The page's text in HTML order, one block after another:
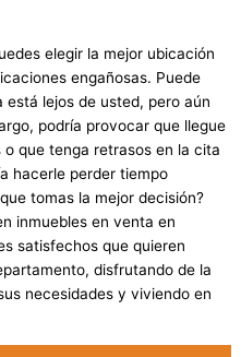
elegir la mejor ubicación
engañosas. Puede
lejos de usted, pero aún
podría provocar que llegue
que tenga retrasos en la cita
hacerle perder tiempo
tomas la mejor decisión?
inmuebles en venta en
satisfechos que quieren
disfrutando de la
necesidades y viviendo en